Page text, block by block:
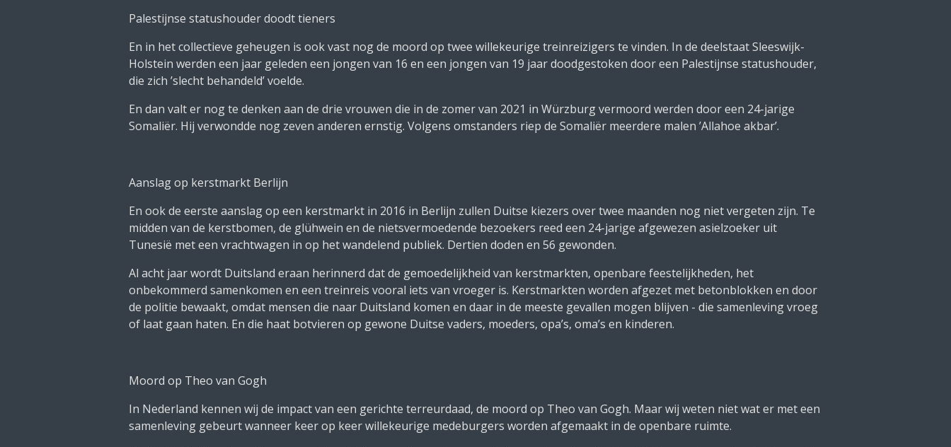
Palestijnse statushouder doodt tieners
En in het collectieve geheugen is ook vast nog de moord op twee willekeurige treinreizigers te vinden. In de deelstaat Sleeswijk-
Holstein werden een jaar geleden een jongen van 16 en een jongen van 19 jaar doodgestoken door een Palestijnse statushouder,
die zich ’slecht behandeld’ voelde.
En dan valt er nog te denken aan de drie vrouwen die in de zomer van 2021 in Würzburg vermoord werden door een 24-jarige
Somaliër. Hij verwondde nog zeven anderen ernstig. Volgens omstanders riep de Somaliër meerdere malen ’Allahoe akbar’.
Aanslag op kerstmarkt Berlijn
En ook de eerste aanslag op een kerstmarkt in 2016 in Berlijn zullen Duitse kiezers over twee maanden nog niet vergeten zijn. Te
midden van de kerstbomen, de glühwein en de nietsvermoedende bezoekers reed een 24-jarige afgewezen asielzoeker uit
Tunesië met een vrachtwagen in op het wandelend publiek. Dertien doden en 56 gewonden.
Al acht jaar wordt Duitsland eraan herinnerd dat de gemoedelijkheid van kerstmarkten, openbare feestelijkheden, het
onbekommerd samenkomen en een treinreis vooral iets van vroeger is. Kerstmarkten worden afgezet met betonblokken en door
de politie bewaakt, omdat mensen die naar Duitsland komen en daar in de meeste gevallen mogen blijven - die samenleving vroeg
of laat gaan haten. En die haat botvieren op gewone Duitse vaders, moeders, opa’s, oma’s en kinderen.
Moord op Theo van Gogh
In Nederland kennen wij de impact van een gerichte terreurdaad, de moord op Theo van Gogh. Maar wij weten niet wat er met een
samenleving gebeurt wanneer keer op keer willekeurige medeburgers worden afgemaakt in de openbare ruimte.